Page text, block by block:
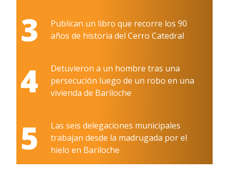
3
Publican un libro que recorre los 90
años de historia del Cerro Catedral
4
Detuvieron a un hombre tras una
persecución luego de un robo en una
vivienda de Bariloche
5
Las seis delegaciones municipales
trabajan desde la madrugada por el
hielo en Bariloche